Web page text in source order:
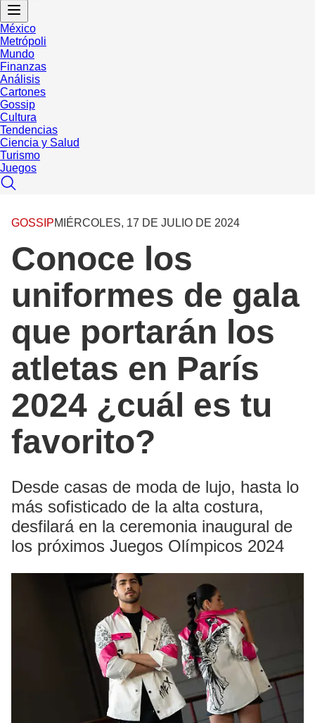
México
Metrópoli
Mundo
Finanzas
Análisis
Cartones
Gossip
Cultura
Tendencias
Ciencia y Salud
Turismo
Juegos
GOSSIPMIÉRCOLES, 17 DE JULIO DE 2024
Conoce los
uniformes de gala
que portarán los
atletas en París
2024 ¿cuál es tu
favorito?
Desde casas de moda de lujo, hasta lo
más sofisticado de la alta costura,
desfilará en la ceremonia inaugural de
los próximos Juegos Olímpicos 2024